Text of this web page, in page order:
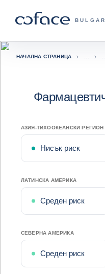
Обратно към начална
НАЧАЛНА СТРАНИЦА
АЗИЯ-ТИХООКЕАНСКИ РЕГИОН
Нисък риск
ЛАТИНСКА АМЕРИКА
Среден риск
СЕВЕРНА АМЕРИКА
Среден риск